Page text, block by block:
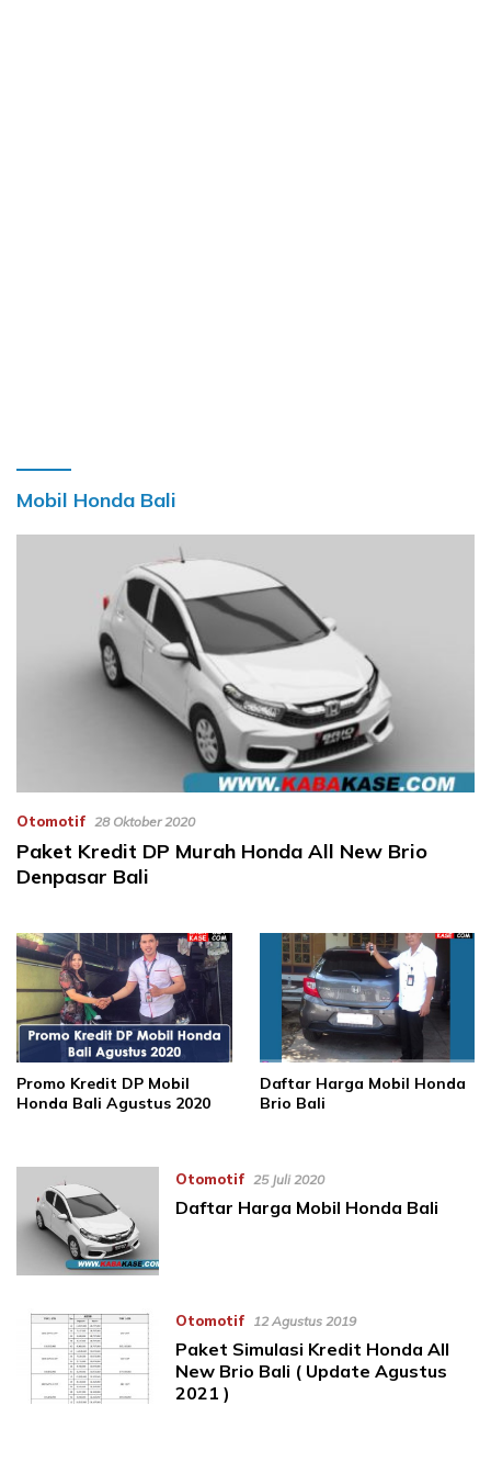
Mobil Honda Bali
Otomotif 28 Oktober 2020
Paket Kredit DP Murah Honda All New Brio
Denpasar Bali
Promo Kredit DP Mobil
Honda Bali Agustus 2020
Daftar Harga Mobil Honda
Brio Bali
Otomotif 25 Juli 2020
Daftar Harga Mobil Honda Bali
Otomotif 12 Agustus 2019
Paket Simulasi Kredit Honda All
New Brio Bali ( Update Agustus
2021 )